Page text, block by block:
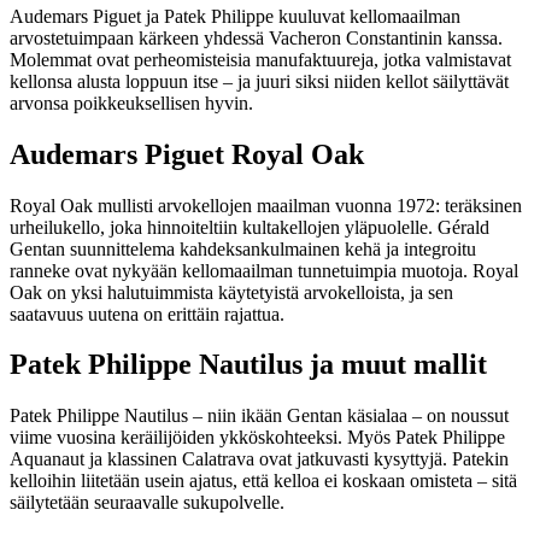
Audemars Piguet ja Patek Philippe kuuluvat kellomaailman
arvostetuimpaan kärkeen yhdessä Vacheron Constantinin kanssa.
Molemmat ovat perheomisteisia manufaktuureja, jotka valmistavat
kellonsa alusta loppuun itse – ja juuri siksi niiden kellot säilyttävät
arvonsa poikkeuksellisen hyvin.
Audemars Piguet Royal Oak
Royal Oak mullisti arvokellojen maailman vuonna 1972: teräksinen
urheilukello, joka hinnoiteltiin kultakellojen yläpuolelle. Gérald
Gentan suunnittelema kahdeksankulmainen kehä ja integroitu
ranneke ovat nykyään kellomaailman tunnetuimpia muotoja. Royal
Oak on yksi halutuimmista käytetyistä arvokelloista, ja sen
saatavuus uutena on erittäin rajattua.
Patek Philippe Nautilus ja muut mallit
Patek Philippe Nautilus – niin ikään Gentan käsialaa – on noussut
viime vuosina keräilijöiden ykköskohteeksi. Myös Patek Philippe
Aquanaut ja klassinen Calatrava ovat jatkuvasti kysyttyjä. Patekin
kelloihin liitetään usein ajatus, että kelloa ei koskaan omisteta – sitä
säilytetään seuraavalle sukupolvelle.